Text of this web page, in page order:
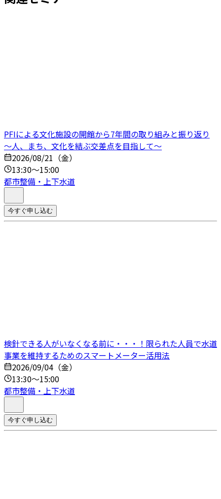
PFIによる文化施設の開館から7年間の取り組みと振り返り
～人、まち、文化を結ぶ交差点を目指して～
2026/08/21（金）
13:30～15:00
都市整備・上下水道
今すぐ申し込む
検針できる人がいなくなる前に・・・！限られた人員で水道
事業を維持するためのスマートメーター活用法
2026/09/04（金）
13:30～15:00
都市整備・上下水道
今すぐ申し込む